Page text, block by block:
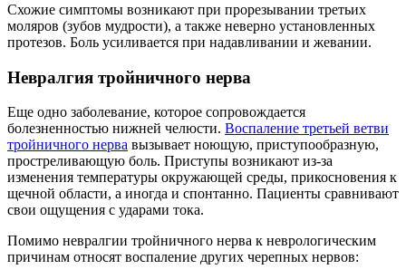
Схожие симптомы возникают при прорезывании третьих
моляров (зубов мудрости), а также неверно установленных
протезов. Боль усиливается при надавливании и жевании.
Невралгия тройничного нерва
Еще одно заболевание, которое сопровождается
болезненностью нижней челюсти. Воспаление третьей ветви
тройничного нерва вызывает ноющую, приступообразную,
простреливающую боль. Приступы возникают из-за
изменения температуры окружающей среды, прикосновения к
щечной области, а иногда и спонтанно. Пациенты сравнивают
свои ощущения с ударами тока.
Помимо невралгии тройничного нерва к неврологическим
причинам относят воспаление других черепных нервов: